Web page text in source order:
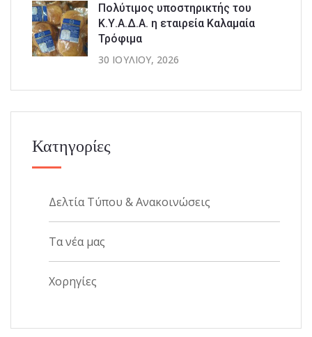
Πολύτιμος υποστηρικτής του
Κ.Υ.Α.Δ.Α. η εταιρεία Καλαμαία
Τρόφιμα
30 ΙΟΥΛΊΟΥ, 2026
Κατηγορίες
Δελτία Τύπου & Ανακοινώσεις
Τα νέα μας
Χορηγίες